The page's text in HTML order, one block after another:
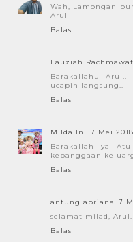
Wah, Lamongan
Arul
Balas
Fauziah
Barakallahu
ucapin langsung..
Balas
Milda Ini
7 Mei
Barakallah ya
kebanggaan
Balas
antung apriana
7
selamat milad,
Balas